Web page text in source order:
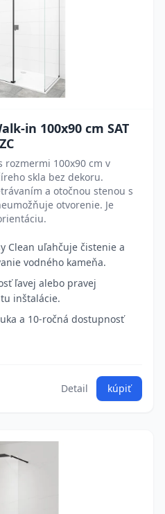
in 100x90 cm SAT
rozmermi 100x90 cm v
skla bez dekoru.
a otočnou stenou s
otvorenie. Je
Clean uľahčuje čistenie a
vodného kameňa.
ľavej alebo pravej
inštalácie.
a 10-ročná dostupnosť
Detail kúpiť